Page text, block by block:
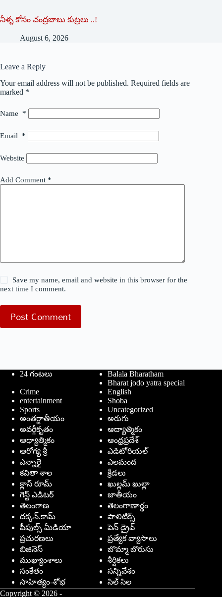
నీళ్ళ కోసం చంద్రబాబు కుట్రలు ..!
August 6, 2026
Leave a Reply
Your email address will not be published. Required fields are
marked *
Name *
Email *
Website
Add Comment *
Save my name, email and website in this browser for the
next time I comment.
Post Comment
24 గంటలు
Balala Bharatham
Bharat jodo yatra special
Crime
English
entertainment
Shoba
Sports
Uncategorized
అంతర్జాతీయం
అరుగు
అవర్గీకృతం
ఆద్యాత్మికం
ఆధ్యాత్మికం
ఆంధ్రప్రదేశ్
ఆరోగ్య శ్రీ
ఎడిటోరియల్
ఎన్నారై
ఎలమంద
కవితా శాల
క్రీడలు
క్లాస్ రూమ్
ఖుల్లమ్ ఖుల్లా
గెస్ట్ ఎడిటర్
జాతీయం
తెలంగాణ
తెలంగాణార్థం
దక్కన్.కామ్
పాలిటిక్స్
పీపుల్స్ ‌మీడియా
పెన్ డ్రైవ్
ప్రచురణలు
ప్రత్యేక వ్యాసాలు
బిజినెస్
బొమ్మా బొరుసు
ముఖ్యాంశాలు
శీర్షికలు
సంకేతం
సన్నివేశం
సాహిత్యం-శోభ
సిల్ సిల
Copyright © 2026 -